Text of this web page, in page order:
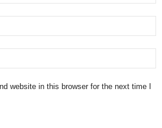
website in this browser for the next time I